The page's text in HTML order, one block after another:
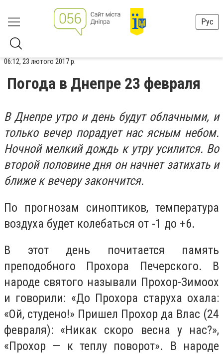
Рус
06:12, 23 лютого 2017 р.
Погода в Днепре 23 февраля
В Днепре утро и день будут облачными, и
только вечер порадует нас ясным небом.
Ночной мелкий дождь к утру усилится. Во
второй половине дня он начнет затихать и
ближе к вечеру закончится.
По прогнозам синоптиков, температура
воздуха будет колебаться от -1 до +6.
В этот день почитается память
преподобного Прохора Печерского. В
народе святого называли Прохор-Зимоох
и говорили: «До Прохора старуха охала:
«Ой, студено!» Пришел Прохор да Влас (24
февраля): «Никак скоро весна у нас?»,
«Прохор — к теплу поворот». В народе